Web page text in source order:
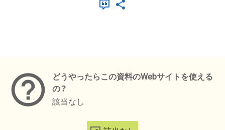
どうやったらこの資料のWebサイトを使える
の？
該当なし